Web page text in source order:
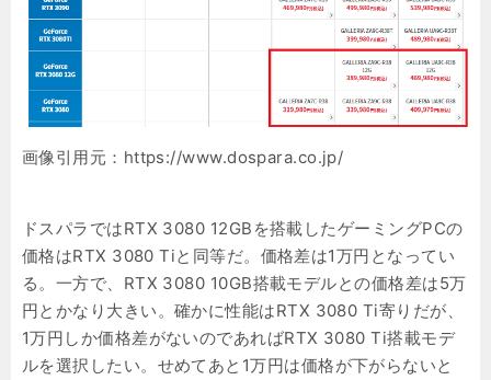
画像引用元：https://www.dospara.co.jp/
ドスパラではRTX 3080 12GBを搭載したゲーミングPCの
価格はRTX 3080 Tiと同等だ。価格差は1万円となってい
る。一方で、RTX 3080 10GB搭載モデルとの価格差は5万
円とかなり大きい。確かに性能はRTX 3080 Ti寄りだが、
1万円しか価格差がないのであればRTX 3080 Ti搭載モデ
ルを選択したい。せめてあと1万円は価格が下がらないと